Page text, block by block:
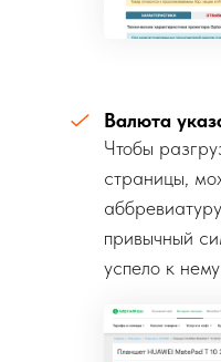
Валюта
Чтобы
страницы,
привычный
успело к